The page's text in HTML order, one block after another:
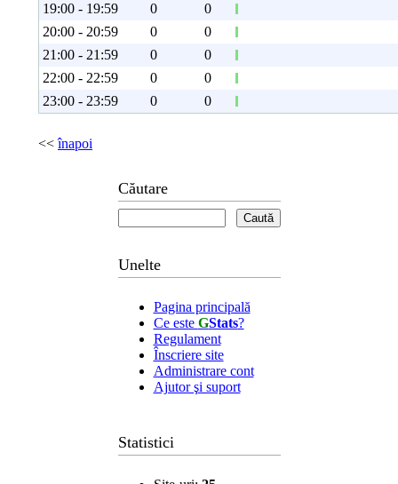
Căutare
Unelte
Pagina principală
Ce este GStats?
Regulament
Înscriere site
Administrare cont
Ajutor şi suport
Statistici
19:00 - 19:59
0
0
20:00 - 20:59
0
0
21:00 - 21:59
0
0
22:00 - 22:59
0
0
23:00 - 23:59
0 0
<<înapoi